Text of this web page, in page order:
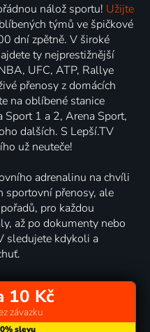
nálož sportu! Užijte
týmů ve špičkové
dní zpětně. V široké
ty nejprestižnější
UFC, ATP, Rallye
přenosy z domácích
na oblíbené stanice
Sport 1 a 2, Arena Sport,
dalších. S Lepší.TV
už neuteče!
adrenalinu na chvíli
sportovní přenosy, ale
pro každou
až po dokumenty nebo
sledujete kdykoli a
10 Kč
závazku